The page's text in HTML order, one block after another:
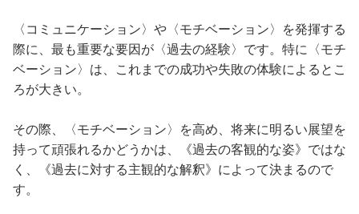
〈コミュニケーション〉や〈モチベーション〉を発揮する
際に、最も重要な要因が〈過去の経験〉です。特に〈モチ
ベーション〉は、これまでの成功や失敗の体験によるとこ
ろが大きい。
その際、〈モチベーション〉を高め、将来に明るい展望を
持って頑張れるかどうかは、《過去の客観的な姿》ではな
く、《過去に対する主観的な解釈》によって決まるので
す。